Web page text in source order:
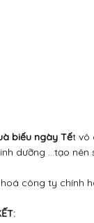
biếu ngày Tết vô
dưỡng ...tạo nên
công ty chính